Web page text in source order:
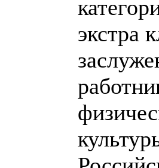
экстра